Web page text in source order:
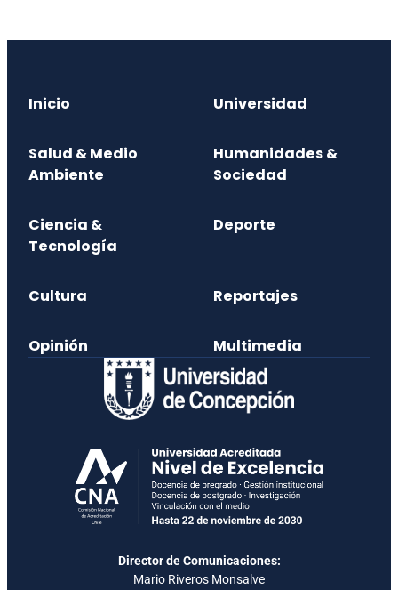
Inicio Universidad
Salud & Medio
Ambiente
Humanidades &
Sociedad
Ciencia &
Tecnología
Deporte
Cultura Reportajes
Opinión Multimedia
Director de Comunicaciones:
Mario Riveros Monsalve